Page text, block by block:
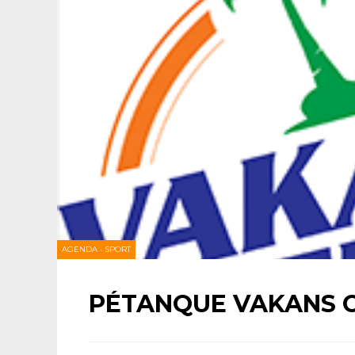
AGENDA • SPORT
PÉTANQUE VAKANS